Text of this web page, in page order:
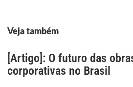
Veja também
[Artigo]: O futuro das
corporativas no Brasil